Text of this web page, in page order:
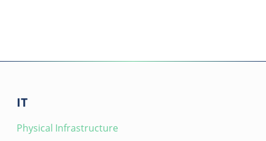
IT
Physical Infrastructure